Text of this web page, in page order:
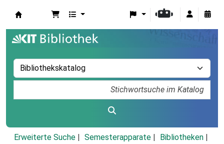
Erweiterte Suche Semesterapparate
Bibliotheken